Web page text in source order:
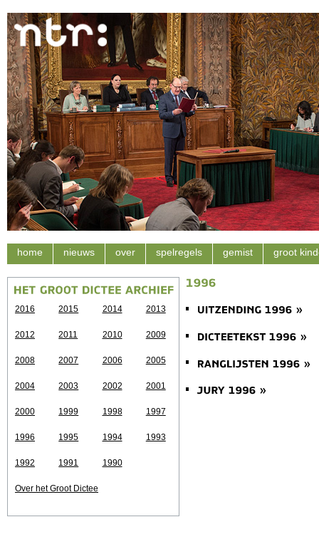
home nieuws over spelregels gemist groot
2016 2015 2014 2013
2012 2011 2010 2009
2008 2007 2006 2005
2004 2003 2002 2001
2000 1999 1998 1997
1996 1995 1994 1993
1992 1991 1990
Over het Groot Dictee